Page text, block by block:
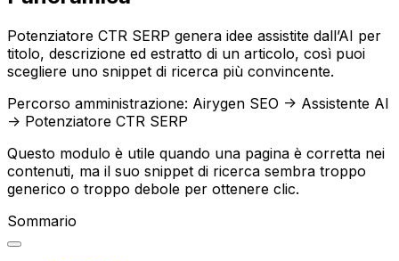
Potenziatore CTR SERP genera idee assistite dall’AI per
titolo, descrizione ed estratto di un articolo, così puoi
scegliere uno snippet di ricerca più convincente.
Percorso amministrazione: Airygen SEO -> Assistente AI
-> Potenziatore CTR SERP
Questo modulo è utile quando una pagina è corretta nei
contenuti, ma il suo snippet di ricerca sembra troppo
generico o troppo debole per ottenere clic.
Sommario